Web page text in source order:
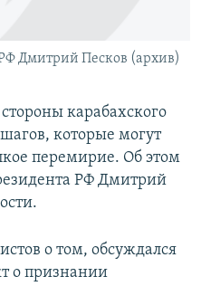
Дмитрий Песков (архив)
карабахского
которые могут
перемирие. Об этом
РФ Дмитрий
о том, обсуждался
о признании